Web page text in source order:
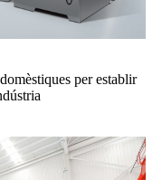
per establir